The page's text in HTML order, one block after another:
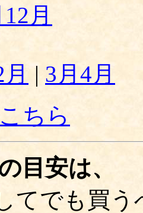
月
| 3月4月
こちら
目安は、
てでも買